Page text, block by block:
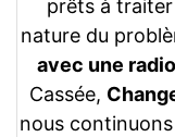
prêts à
nature du
avec une radio
Cassée,
nous